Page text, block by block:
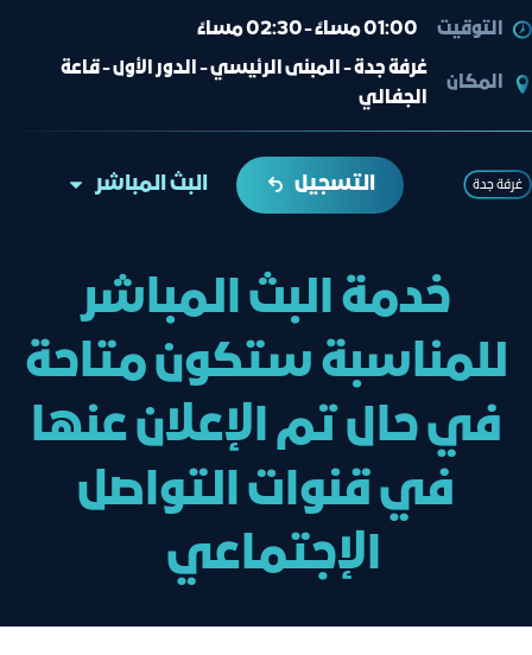
التوقيت 01:00 مساءً - 02:30 مساءً
المكان
غرفة جدة - المبنى الرئيسي - الدور الأول - قاعة
الجفالي
غرفة جدة التسجيل البث المباشر
خدمة البث المباشر
للمناسبة ستكون متاحة
في حال تم الإعلان عنها
في قنوات التواصل
الإجتماعي